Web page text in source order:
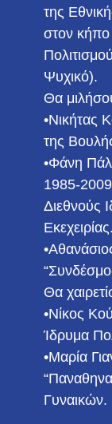
της
στον κήπο
Ψυχικό).
Θα
•Νικήτας
της
•Φάνη
1985-
Διεθνούς
Εκεχειρίας.
Θα
•Νίκος
Ίδρυμα
•Μαρία
Γυναικών.